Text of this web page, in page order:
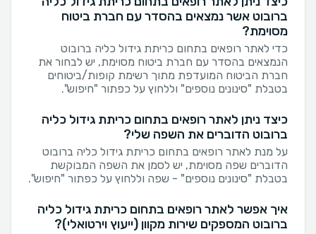
ברובוט אשר נמצאים בהסדר עם חברת ביטוח
מסוימת?
כדי לאתר רופאים בתחום כריתת גידול כליה ברובוט
הנמצאים בהסדר עם חברת ביטוח מסוימת, יש לבחור את
חברת הביטוח המועדפת מתוך רשימת קופות/ביטוחים
בטבלת "סינונים נוספים" וללחוץ על כפתור "חיפוש".
כיצד ניתן לאתר רופאים בתחום כריתת גידול כליה
ברובוט הדוברים את השפה שלי?
על מנת לאתר רופאים בתחום כריתת גידול כליה ברובוט
הדוברים שפה מסוימת, יש לסמן את השפה המבוקשת
בטבלת "סינונים נוספים" - שפה וללחוץ על כפתור "חיפוש".
איך אפשר לאתר רופאים בתחום כריתת גידול כליה
ברובוט המספקים שירות מקוון (ייעוץ וירטואלי)?